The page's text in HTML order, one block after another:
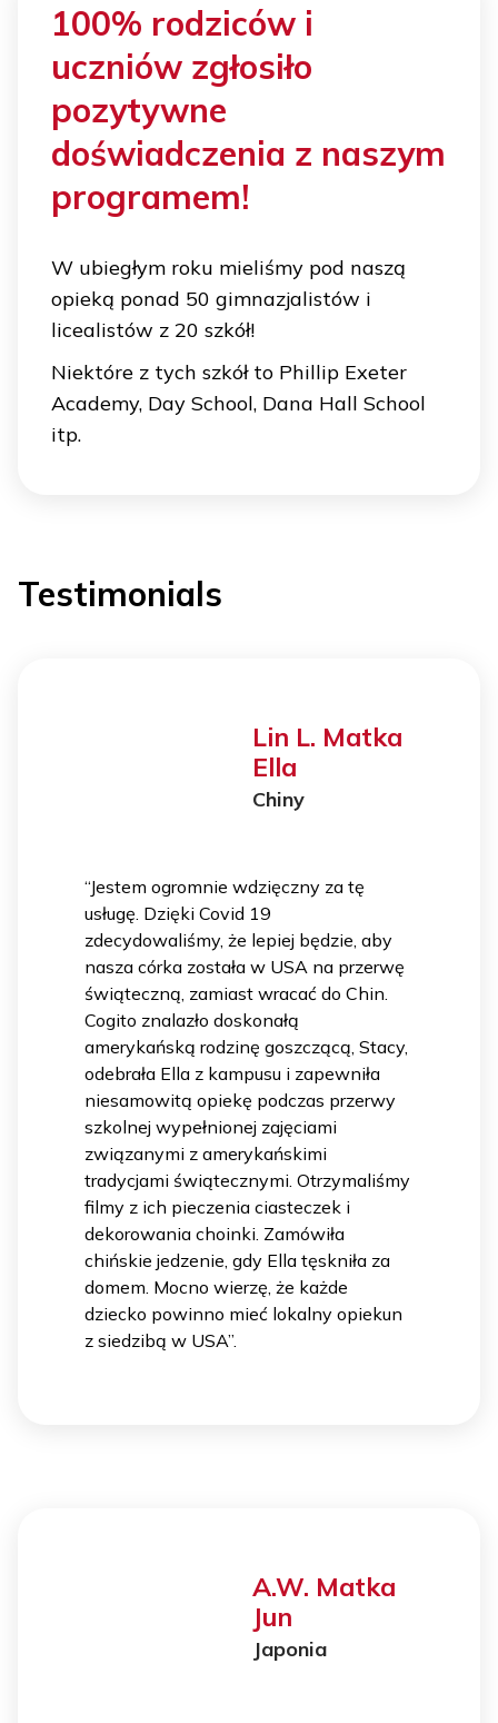
100% rodziców i
uczniów zgłosiło
pozytywne
doświadczenia z naszym
programem!
W ubiegłym roku mieliśmy pod naszą
opieką ponad 50 gimnazjalistów i
licealistów z 20 szkół!
Niektóre z tych szkół to Phillip Exeter
Academy, Day School, Dana Hall School
itp.
Testimonials
Lin L. Matka
Ella
Chiny
“Jestem ogromnie wdzięczny za tę
usługę. Dzięki Covid 19
zdecydowaliśmy, że lepiej będzie, aby
nasza córka została w USA na przerwę
świąteczną, zamiast wracać do Chin.
Cogito znalazło doskonałą
amerykańską rodzinę goszczącą, Stacy,
odebrała Ella z kampusu i zapewniła
niesamowitą opiekę podczas przerwy
szkolnej wypełnionej zajęciami
związanymi z amerykańskimi
tradycjami świątecznymi. Otrzymaliśmy
filmy z ich pieczenia ciasteczek i
dekorowania choinki. Zamówiła
chińskie jedzenie, gdy Ella tęskniła za
domem. Mocno wierzę, że każde
dziecko powinno mieć lokalny opiekun
z siedzibą w USA”.
A.W. Matka
Jun
Japonia